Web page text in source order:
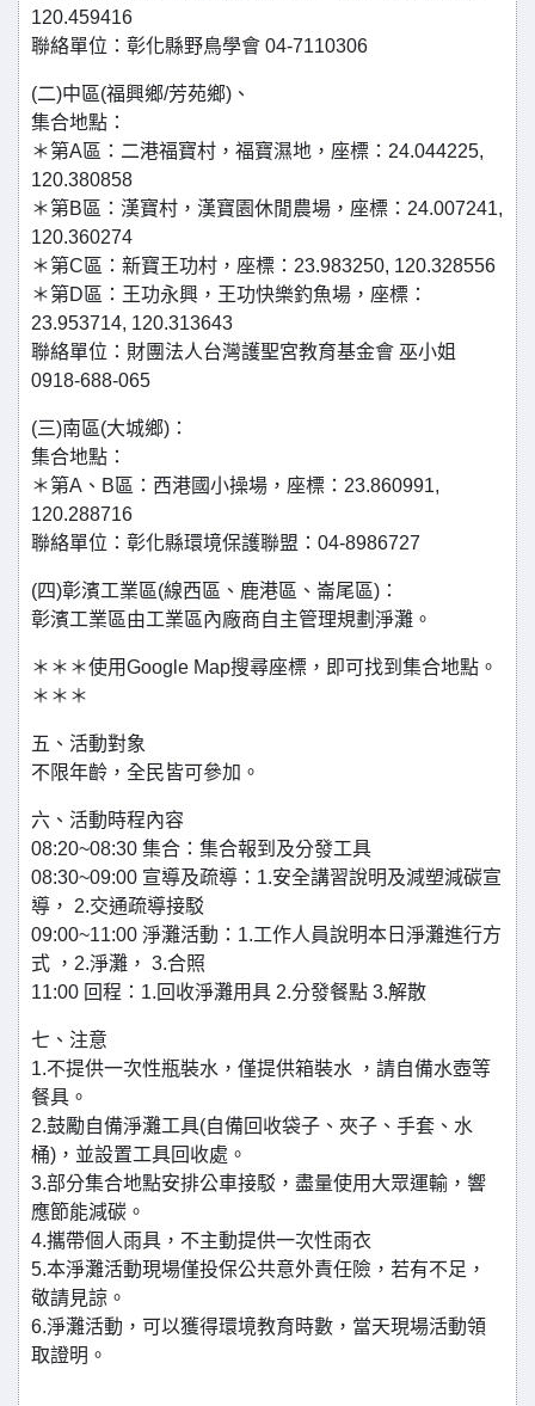
120.459416
聯絡單位：彰化縣野鳥學會 04-7110306
(二)中區(福興鄉/芳苑鄉)、
集合地點：
＊第A區：二港福寶村，福寶濕地，座標：24.044225,
120.380858
＊第B區：漢寶村，漢寶園休閒農場，座標：24.007241,
120.360274
＊第C區：新寶王功村，座標：23.983250, 120.328556
＊第D區：王功永興，王功快樂釣魚場，座標：
23.953714, 120.313643
聯絡單位：財團法人台灣護聖宮教育基金會 巫小姐
0918-688-065
(三)南區(大城鄉)：
集合地點：
＊第A、B區：西港國小操場，座標：23.860991,
120.288716
聯絡單位：彰化縣環境保護聯盟：04-8986727
(四)彰濱工業區(線西區、鹿港區、崙尾區)：
彰濱工業區由工業區內廠商自主管理規劃淨灘。
＊＊＊使用Google Map搜尋座標，即可找到集合地點。
＊＊＊
五、活動對象
不限年齡，全民皆可參加。
六、活動時程內容
08:20~08:30 集合：集合報到及分發工具
08:30~09:00 宣導及疏導：1.安全講習說明及減塑減碳宣
導， 2.交通疏導接駁
09:00~11:00 淨灘活動：1.工作人員說明本日淨灘進行方
式 ，2.淨灘， 3.合照
11:00 回程：1.回收淨灘用具 2.分發餐點 3.解散
七、注意
1.不提供一次性瓶裝水，僅提供箱裝水 ，請自備水壺等
餐具。
2.鼓勵自備淨灘工具(自備回收袋子、夾子、手套、水
桶)，並設置工具回收處。
3.部分集合地點安排公車接駁，盡量使用大眾運輸，響
應節能減碳。
4.攜帶個人雨具，不主動提供一次性雨衣
5.本淨灘活動現場僅投保公共意外責任險，若有不足，
敬請見諒。
6.淨灘活動，可以獲得環境教育時數，當天現場活動領
取證明。